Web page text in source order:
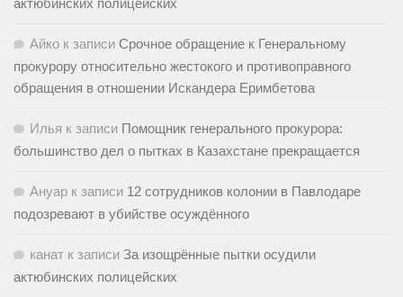
актюбинских полицейских
Айко к записи Срочное обращение к Генеральному
прокурору относительно жестокого и противоправного
обращения в отношении Искандера Еримбетова
Илья к записи Помощник генерального прокурора:
большинство дел о пытках в Казахстане прекращается
Ануар к записи 12 сотрудников колонии в Павлодаре
подозревают в убийстве осуждённого
канат к записи За изощрённые пытки осудили
актюбинских полицейских